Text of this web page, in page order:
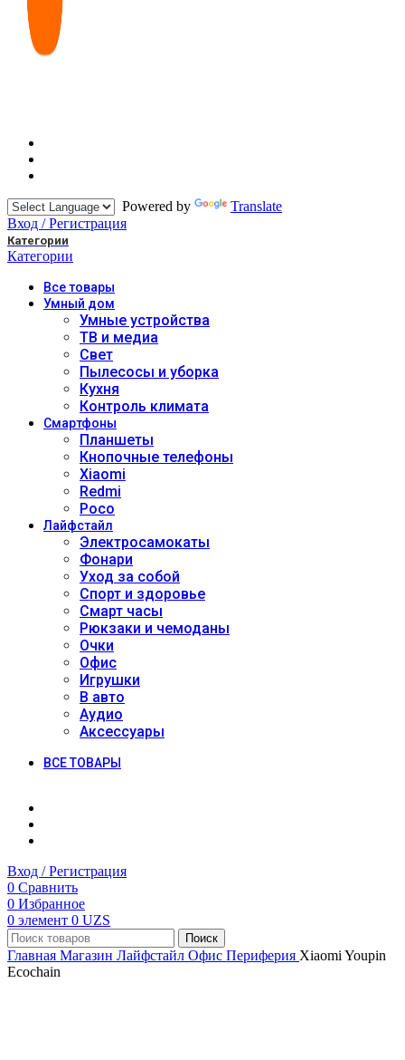
Powered by
Translate
Вход / Регистрация
Категории
Категории
Всетовары
Умный дом
Умные устройства
ТВ и медиа
Свет
Пылесосы и уборка
Кухня
Контроль климата
Смартфоны
Планшеты
Кнопочные телефоны
Xiaomi
Redmi
Poco
Лайфстайл
Электросамокаты
Фонари
Уход за собой
Спорт и здоровье
Смарт часы
Рюкзаки и чемоданы
Очки
Офис
Игрушки
В авто
Аудио
Аксессуары
ВСЕ ТОВАРЫ
Вход / Регистрация
0 Сравнить
0 Избранное
0 элемент 0 UZS
Поиск
Главная Магазин Лайфстайл Офис Периферия Xiaomi Youpin
Ecochain